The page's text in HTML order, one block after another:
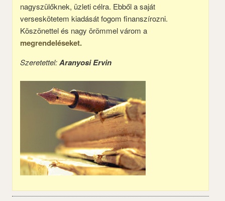
nagyszülőknek, üzleti célra. Ebből a saját
verseskötetem kiadását fogom finanszírozni.
Köszönettel és nagy örömmel várom a
megrendeléseket.
Szeretettel:Aranyosi Ervin